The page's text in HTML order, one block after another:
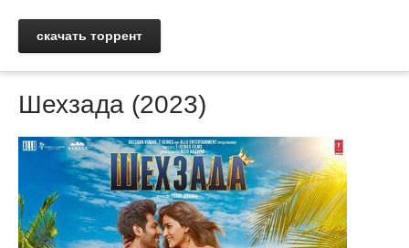
скачать торрент
Шехзада (2023)